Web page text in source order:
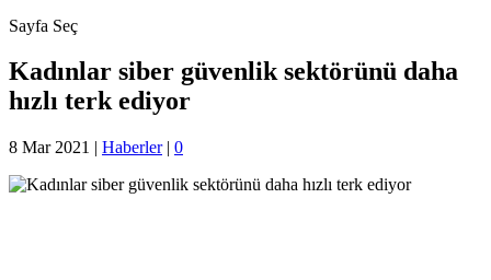
Sayfa Seç
Kadınlar siber güvenlik sektörünü daha
hızlı terk ediyor
8 Mar 2021 | Haberler| 0